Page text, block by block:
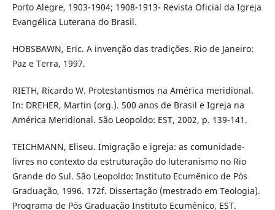
Porto Alegre, 1903-1904; 1908-1913- Revista Oficial da Igreja
Evangélica Luterana do Brasil.
HOBSBAWN, Eric. A invenção das tradições. Rio de Janeiro:
Paz e Terra, 1997.
RIETH, Ricardo W. Protestantismos na América meridional.
In: DREHER, Martin (org.). 500 anos de Brasil e Igreja na
América Meridional. São Leopoldo: EST, 2002, p. 139-141.
TEICHMANN, Eliseu. Imigração e igreja: as comunidade-
livres no contexto da estruturação do luteranismo no Rio
Grande do Sul. São Leopoldo: Instituto Ecumênico de Pós
Graduação, 1996. 172f. Dissertação (mestrado em Teologia).
Programa de Pós Graduação Instituto Ecumênico, EST.